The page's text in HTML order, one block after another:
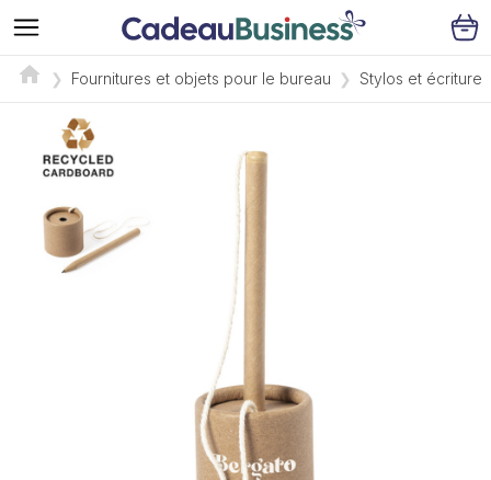
Fournitures et objets pour le bureau Stylos et écriture